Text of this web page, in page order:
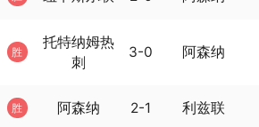
胜
托特纳姆热
刺
3-0 阿森纳
胜 阿森纳 2-1 利兹联